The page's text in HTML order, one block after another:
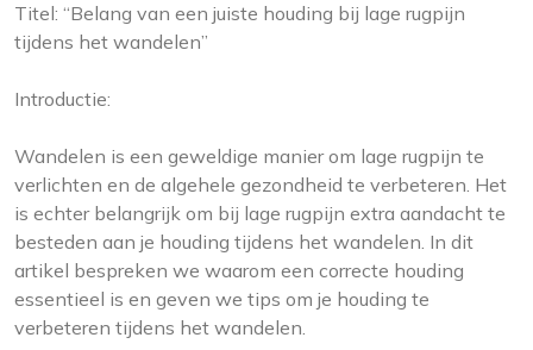
Titel: “Belang van een juiste houding bij lage rugpijn
tijdens het wandelen”
Introductie:
Wandelen is een geweldige manier om lage rugpijn te
verlichten en de algehele gezondheid te verbeteren. Het
is echter belangrijk om bij lage rugpijn extra aandacht te
besteden aan je houding tijdens het wandelen. In dit
artikel bespreken we waarom een correcte houding
essentieel is en geven we tips om je houding te
verbeteren tijdens het wandelen.